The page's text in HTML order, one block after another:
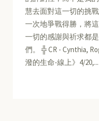
慧去面對這一切的挑
一次地爭戰得勝，將
一切的感謝與祈求都
們。 ╬ CR - Cynthia,
潑的生命-線上》4/20,...